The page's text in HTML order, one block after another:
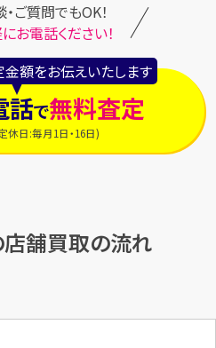
ご質問でもOK！
お電話ください！
金額をお伝えいたします
話で無料査定
休日:毎月1日・16日)
舗買取の流れ